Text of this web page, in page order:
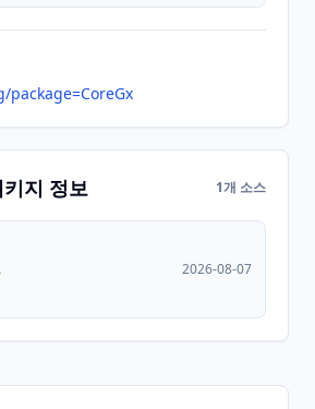
지 정보 1개 소스
2026-08-07